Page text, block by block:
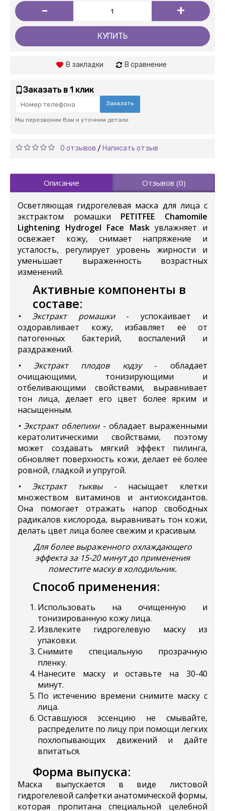
- +
КУПИТЬ
В закладки В сравнение
Заказать в 1 клик
Заказать
Мы перезвоним Вам и уточним детали
0 отзывов / Написать отзыв
Описание Отзывов (0)
Осветляющая гидрогелевая маска для лица с
экстрактом ромашки PETITFEE Chamomile
Lightening Hydrogel Face Maskувлажняет и
освежает кожу, снимает напряжение и
усталость, регулирует уровень жирности и
уменьшает выраженность возрастных
изменений.
Активные компоненты в
составе:
• Экстракт ромашки- успокаивает и
оздоравливает кожу, избавляет её от
патогенных бактерий, воспалений и
раздражений.
• Экстракт плодов юдзу- обладает
очищающими, тонизирующими и
отбеливающими свойствами, выравнивает
тон лица, делает его цвет более ярким и
насыщенным.
• Экстракт облепихи- обладает выраженными
кератолитическими свойствами, поэтому
может создавать мягкий эффект пилинга,
обновляет поверхность кожи, делает её более
ровной, гладкой и упругой.
• Экстракт тыквы- насыщает клетки
множеством витаминов и антиоксидантов.
Она помогает отражать напор свободных
радикалов кислорода, выравнивать тон кожи,
делать цвет лица более свежим и красивым.
Для более выраженного охлаждающего
эффекта за 15-20 минут до применения
поместите маску в холодильник.
Способ применения:
Использовать на очищенную и
тонизированную кожу лица.
Извлеките гидрогелевую маску из
упаковки.
Снимите специальную прозрачную
пленку.
Нанесите маску и оставьте на 30-40
минут.
По истечению времени снимите маску с
лица.
Оставшуюся эссенцию не смывайте,
распределите по лицу при помощи легких
похлопывающих движений и дайте
впитаться.
Форма выпуска:
Маска выпускается в виде листовой
гидрогелевой салфетки анатомической формы,
которая пропитана специальной целебной